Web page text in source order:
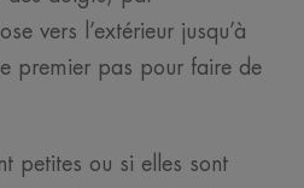
vers l’extérieur jusqu’à
le premier pas pour faire de
petites ou si elles sont